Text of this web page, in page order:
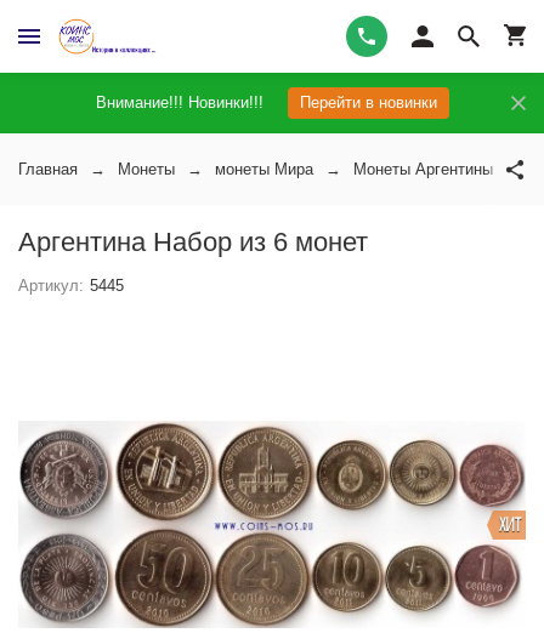
Внимание!!! Новинки!!! Перейти в новинки
Главная Монеты монеты Мира Монеты Аргентины
Аргентина Набор из 6 монет
Артикул: 5445
ХИТ